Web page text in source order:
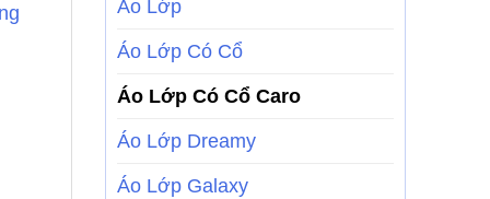
Áo Lớp
Áo Lớp Có Cổ
Áo Lớp Có Cổ Caro
Áo Lớp Dreamy
Áo Lớp Galaxy